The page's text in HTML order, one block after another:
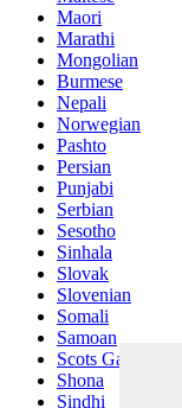
Maori
Marathi
Mongolian
Burmese
Nepali
Norwegian
Pashto
Persian
Punjabi
Serbian
Sesotho
Sinhala
Slovak
Slovenian
Somali
Samoan
Scots Gaelic
Shona
Sindhi